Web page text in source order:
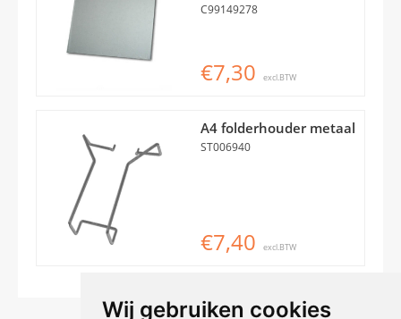
Wij gebruiken cookies
C99149278
€7,30 excl.BTW
A4 folderhouder metaal
ST006940
€7,40 excl.BTW